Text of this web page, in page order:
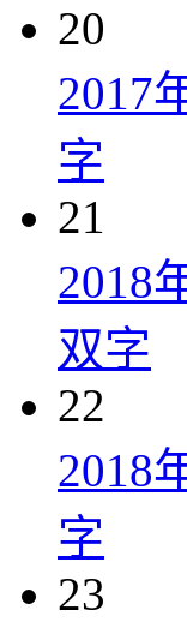
20
2017
字
21
2018
双字
22
2018
字
23